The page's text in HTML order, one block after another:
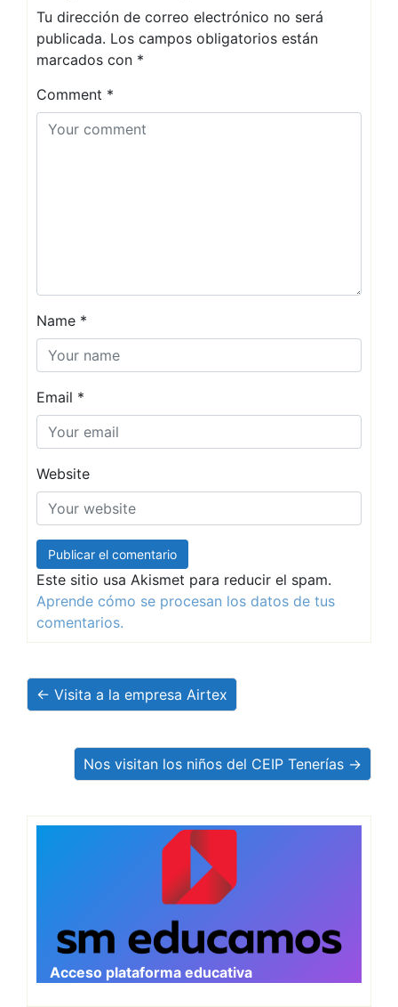
Tu dirección de correo electrónico no será
publicada. Los campos obligatorios están
marcados con *
Comment *
Name *
Email *
Website
Este sitio usa Akismet para reducir el spam.
Aprende cómo se procesan los datos de tus
comentarios.
← Visita a la empresa Airtex
Nos visitan los niños del CEIP Tenerías →
Acceso plataforma educativa